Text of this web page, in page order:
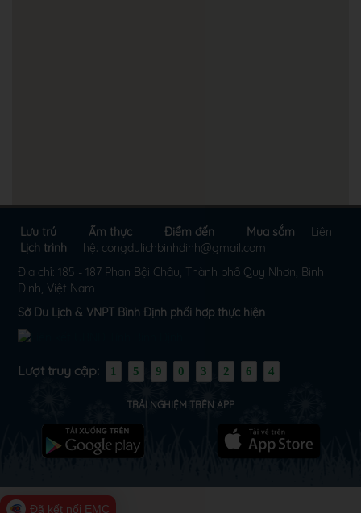
Lưu trú Ẩm thực Điểm đến
Mua sắm
Lịch trình
Liên
hệ: congdulichbinhdinh@gmail.com
Địa chỉ: 185 - 187 Phan Bội Châu, Thành phố Quy Nhơn, Bình
Định, Việt Nam
Sở Du Lịch & VNPT Bình Định phối hợp thực hiện
Lượt truy cập: 1 5 9 0 3 2 6 4
TRẢI NGHIỆM TRÊN APP
Đã kết nối EMC